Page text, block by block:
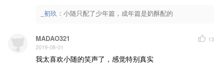
_初玖 ： 小随只配了少年篇，成年篇是奶酥配的
MADAO321
2019-08-01
13
我太喜欢小随的笑声了，感觉特别真实